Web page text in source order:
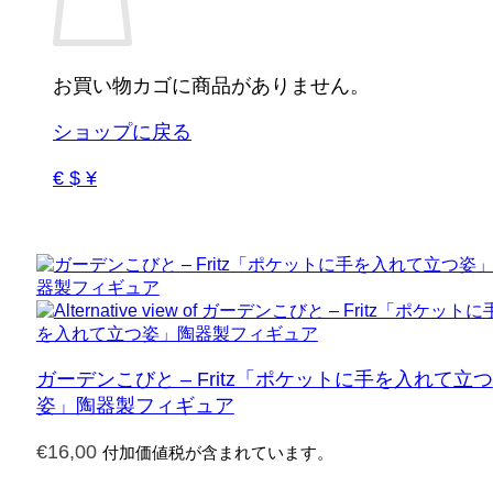
お買い物カゴに商品がありません。
ショップに戻る
€ $ ¥
ガーデンこびと – Fritz「ポケットに手を入れて立つ
姿」陶器製フィギュア
€16,00 付加価値税が含まれています。